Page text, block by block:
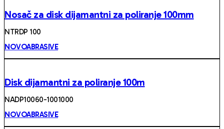
Nosač za disk dijamantni za poliranje 100mm
NTRDP 100
NOVOABRASIVE
Disk dijamantni za poliranje 100m
NADP10060-1001000
NOVOABRASIVE